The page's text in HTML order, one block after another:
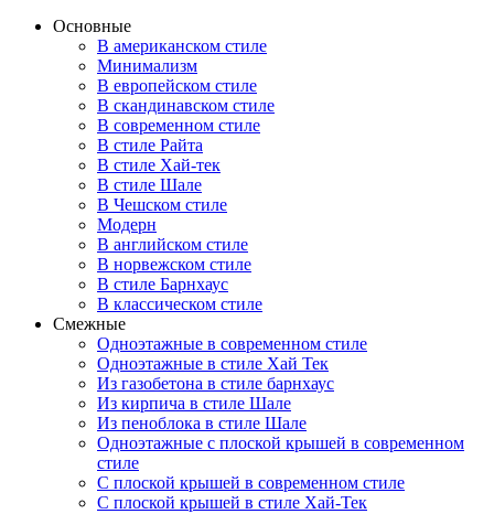
Основные
В американском стиле
Минимализм
В европейском стиле
В скандинавском стиле
В современном стиле
В стиле Райта
В стиле Хай-тек
В стиле Шале
В Чешском стиле
Модерн
В английском стиле
В норвежском стиле
В стиле Барнхаус
В классическом стиле
Смежные
Одноэтажные в современном стиле
Одноэтажные в стиле Хай Тек
Из газобетона в стиле барнхаус
Из кирпича в стиле Шале
Из пеноблока в стиле Шале
Одноэтажные с плоской крышей в современном
стиле
С плоской крышей в современном стиле
С плоской крышей в стиле Хай-Тек